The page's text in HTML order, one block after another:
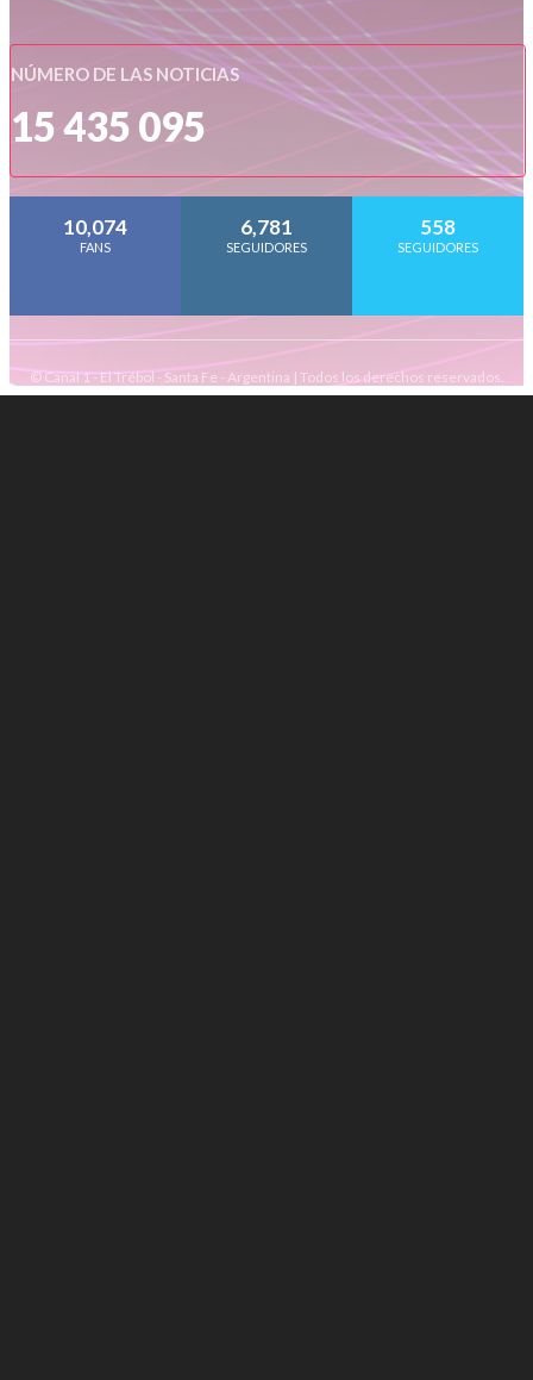
NÚMERO DE LAS NOTICIAS
15 435 095
10,074
FANS
6,781
SEGUIDORES
558
SEGUIDORES
© Canal 1 - El Trébol - Santa Fe - Argentina | Todos los derechos reservados.